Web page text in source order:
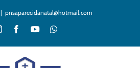
| pnsaparecidanatal@hotmail.com
InstagramFacebookYouTubeWhatsApp